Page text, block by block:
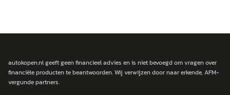
autokopen.nl geeft geen financieel advies en is niet bevoegd om vragen over
financiële producten te beantwoorden. Wij verwijzen door naar erkende, AFM-
vergunde partners.